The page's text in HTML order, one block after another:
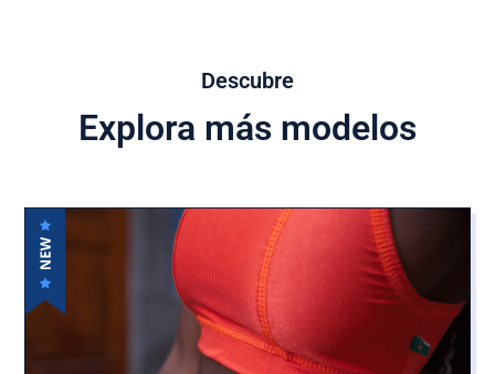
Descubre
Explora más modelos